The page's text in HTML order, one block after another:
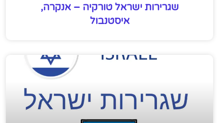
שגרירות ישראל טורקיה – אנקרה,
איסטנבול